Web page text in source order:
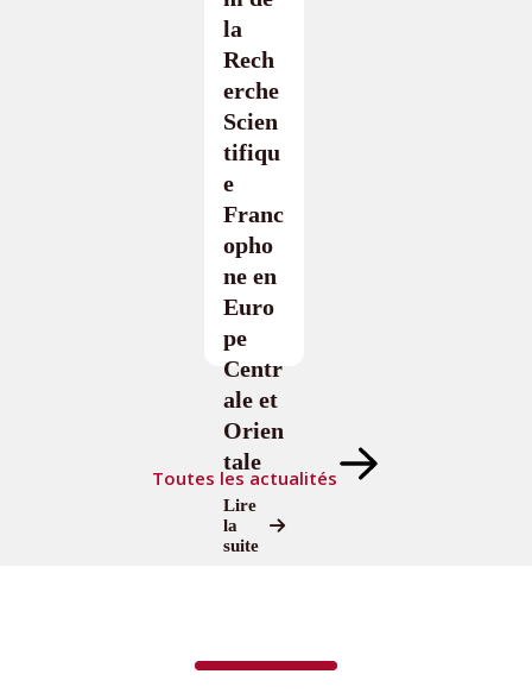
la
Rech
erche
Scien
tifiqu
e
Franc
opho
ne en
Euro
pe
Centr
ale et
Orien
tale
Lire
la
suite
Toutes les actualités